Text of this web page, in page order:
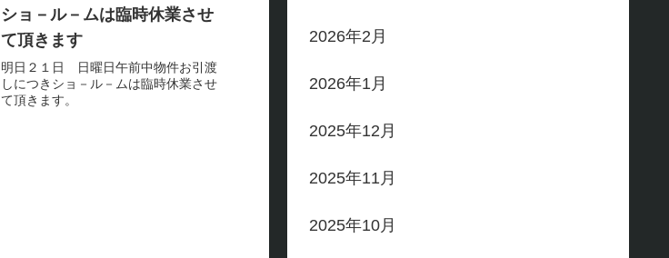
ショ－ル－ムは臨時休業させ
て頂きます
明日２１日 日曜日午前中物件お引渡
しにつきショ－ル－ムは臨時休業させ
て頂きます。
2026年2月
2026年1月
2025年12月
2025年11月
2025年10月